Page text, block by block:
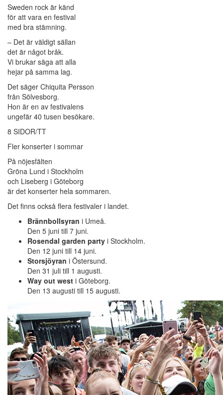
Sweden rock är känd
för att vara en festival
med bra stämning.
– Det är väldigt sällan
det är något bråk.
Vi brukar säga att alla
hejar på samma lag.
Det säger Chiquita Persson
från Sölvesborg.
Hon är en av festivalens
ungefär 40 tusen besökare.
8 SIDOR/TT
Fler konserter i sommar
På nöjesfälten
Gröna Lund i Stockholm
och Liseberg i Göteborg
är det konserter hela sommaren.
Det finns också flera festivaler i landet.
Brännbollsyran i Umeå.
Den 5 juni till 7 juni.
Rosendal garden party i Stockholm.
Den 12 juni till 14 juni.
Storsjöyran i Östersund.
Den 31 juli till 1 augusti.
Way out west i Göteborg.
Den 13 augusti till 15 augusti.